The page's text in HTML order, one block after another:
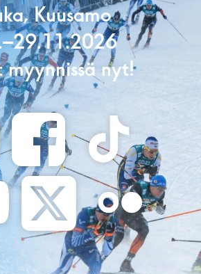
Kuusamo
myynnissä nyt!